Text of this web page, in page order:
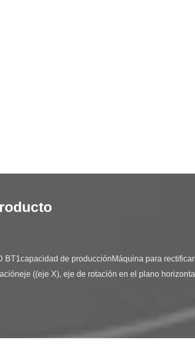
((eje X), eje de rotación en el plano horizontal